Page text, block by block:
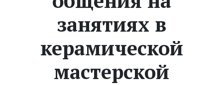
занятиях в
керамической
мастерской